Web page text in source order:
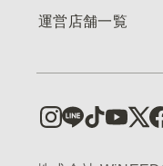
運営店舗一覧